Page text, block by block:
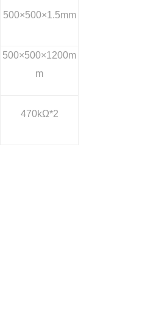
500×500×1.5mm
500×500×1200m
m
470kΩ*2